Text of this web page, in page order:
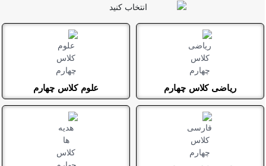
ریاضی کلاس چهارم علوم کلاس چهارم